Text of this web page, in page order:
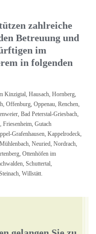
zahlreiche
Betreuung und
im
in folgenden
Kinzigtal, Hausach, Hornberg,
Offenburg, Oppenau, Renchen,
Bad Peterstal-Griesbach,
Friesenheim, Gutach
Grafenhausen, Kappelrodeck,
Neuried, Nordrach,
Ottenhöfen im
Schuttertal,
Willstätt.